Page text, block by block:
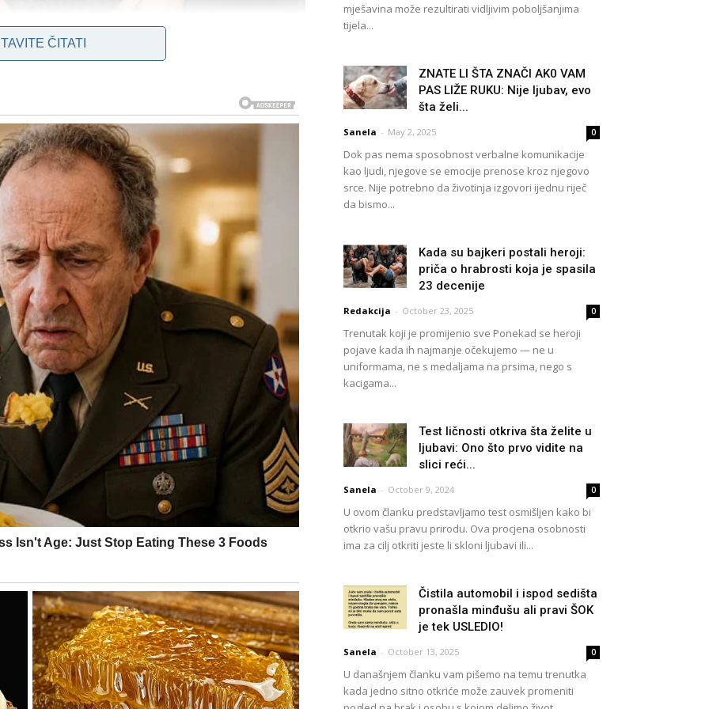
Lime 12. lipnja, zastali smo kako bismo razmislili o
Čak i nakon rastave od Marka Jarića 2016., Adriana
srpska snaha.
koje uključuje njezinu ponovnu udaju i brojna
posjećivanja glamuroznih događanja. Nakon svoje
vrhunsko stanje, što je odstupanje od njezinih
crtama lica, a mnogi sugeriraju da su kirurške
da Adriana nikada nije izravno komentirala ove
ČITATI
mješavina može rezultirati vidljivim poboljšanjima
tijela...
ZNATE LI ŠTA ZNAČI AK0 VAM
PAS LIŽE RUKU: Nije ljubav, evo
šta želi...
Sanela - May 2, 2025 0
Dok pas nema sposobnost verbalne komunikacije
kao ljudi, njegove se emocije prenose kroz njegovo
srce. Nije potrebno da životinja izgovori ijednu riječ
da bismo...
Kada su bajkeri postali heroji:
priča o hrabrosti koja je spasila
23 decenije
Redakcija - October 23, 2025 0
Trenutak koji je promijenio sve Ponekad se heroji
pojave kada ih najmanje očekujemo — ne u
uniformama, ne s medaljama na prsima, nego s
kacigama...
Test ličnosti otkriva šta želite u
ljubavi: Ono što prvo vidite na
slici reći...
Sanela - October 9, 2024 0
U ovom članku predstavljamo test osmišljen kako bi
otkrio vašu pravu prirodu. Ova procjena osobnosti
ima za cilj otkriti jeste li skloni ljubavi ili...
Čistila automobil i ispod sedišta
pronašla minđušu ali pravi ŠOK
je tek USLEDIO!
Sanela - October 13, 2025 0
U današnjem članku vam pišemo na temu trenutka
kada jedno sitno otkriće može zauvek promeniti